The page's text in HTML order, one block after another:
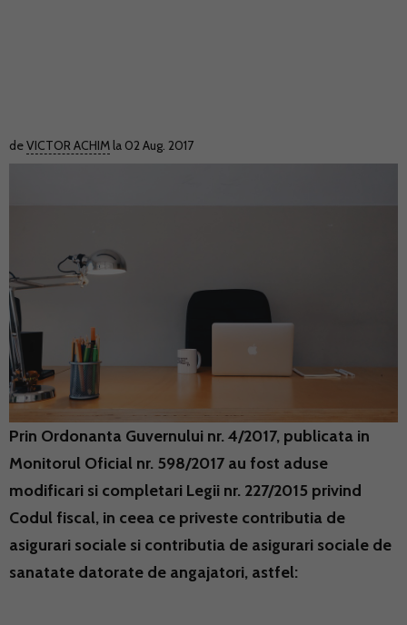
deVICTOR ACHIM la 02 Aug. 2017
Prin Ordonanta Guvernului nr. 4/2017, publicata in
Monitorul Oficial nr. 598/2017 au fost aduse
modificari si completari Legii nr. 227/2015 privind
Codul fiscal, in ceea ce priveste contributia de
asigurari sociale si contributia de asigurari sociale de
sanatate datorate de angajatori, astfel: